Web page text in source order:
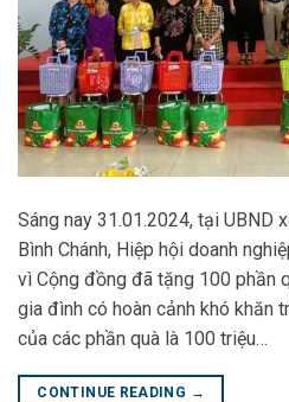
Sáng nay 31.01.2024, tại UBND
Bình Chánh, Hiệp hội doanh
vì Cộng đồng đã tặng 100 phần
gia đình có hoàn cảnh khó khăn
của các phần quà là 100 triệu…
CONTINUE READING →